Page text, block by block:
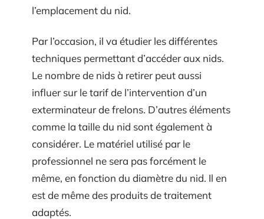
l’emplacement du nid.
Par l’occasion, il va étudier les différentes
techniques permettant d’accéder aux nids.
Le nombre de nids à retirer peut aussi
influer sur le tarif de l’intervention d’un
exterminateur de frelons. D’autres éléments
comme la taille du nid sont également à
considérer. Le matériel utilisé par le
professionnel ne sera pas forcément le
même, en fonction du diamètre du nid. Il en
est de même des produits de traitement
adaptés.